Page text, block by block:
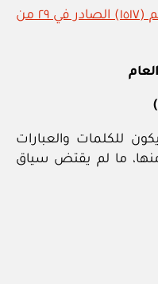
عدد الجريدة الرسمية رقم (١٥١٧) الصادر في ٢٩ من
للكلمات والعبارات
منها، ما لم يقتض سياق